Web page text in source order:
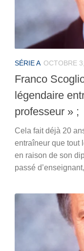
SÉRIE A OCTOBRE
Franco
légendaire
professeur » ;
Cela fait déjà 20
entraîneur que tout
en raison de son
passé